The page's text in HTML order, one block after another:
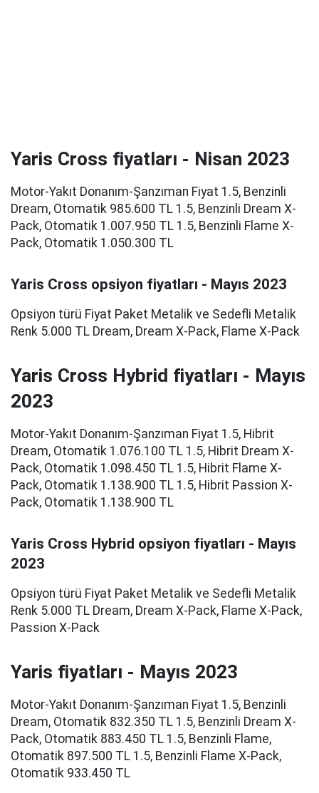
Yaris Cross fiyatları - Nisan 2023
Motor-Yakıt Donanım-Şanzıman Fiyat 1.5, Benzinli
Dream, Otomatik 985.600 TL 1.5, Benzinli Dream X-
Pack, Otomatik 1.007.950 TL 1.5, Benzinli Flame X-
Pack, Otomatik 1.050.300 TL
Yaris Cross opsiyon fiyatları - Mayıs 2023
Opsiyon türü Fiyat Paket Metalik ve Sedefli Metalik
Renk 5.000 TL Dream, Dream X-Pack, Flame X-Pack
Yaris Cross Hybrid fiyatları - Mayıs
2023
Motor-Yakıt Donanım-Şanzıman Fiyat 1.5, Hibrit
Dream, Otomatik 1.076.100 TL 1.5, Hibrit Dream X-
Pack, Otomatik 1.098.450 TL 1.5, Hibrit Flame X-
Pack, Otomatik 1.138.900 TL 1.5, Hibrit Passion X-
Pack, Otomatik 1.138.900 TL
Yaris Cross Hybrid opsiyon fiyatları - Mayıs
2023
Opsiyon türü Fiyat Paket Metalik ve Sedefli Metalik
Renk 5.000 TL Dream, Dream X-Pack, Flame X-Pack,
Passion X-Pack
Yaris fiyatları - Mayıs 2023
Motor-Yakıt Donanım-Şanzıman Fiyat 1.5, Benzinli
Dream, Otomatik 832.350 TL 1.5, Benzinli Dream X-
Pack, Otomatik 883.450 TL 1.5, Benzinli Flame,
Otomatik 897.500 TL 1.5, Benzinli Flame X-Pack,
Otomatik 933.450 TL